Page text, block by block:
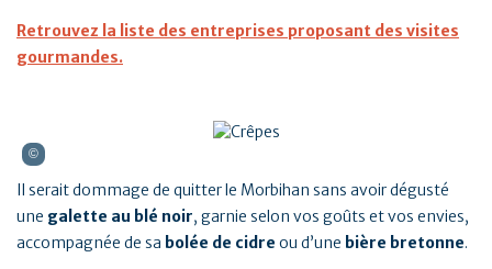
Retrouvez la liste des entreprises proposant des visites
gourmandes.
Il serait dommage de quitter le Morbihan sans avoir dégusté
une galette au blé noir, garnie selon vos goûts et vos envies,
accompagnée de sa bolée de cidre ou d’une bière bretonne.